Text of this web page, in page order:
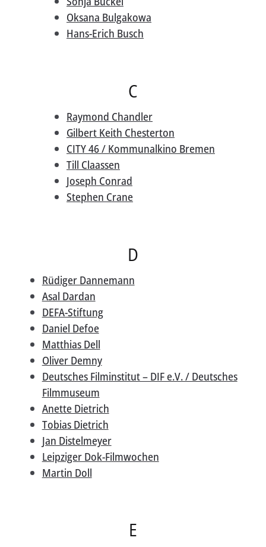
Oksana Bulgakowa
Hans-Erich Busch
C
Raymond Chandler
Gilbert Keith Chesterton
CITY 46 / Kommunalkino Bremen
Till Claassen
Joseph Conrad
Stephen Crane
D
Rüdiger Dannemann
Asal Dardan
DEFA-Stiftung
Daniel Defoe
Matthias Dell
Oliver Demny
Deutsches Filminstitut – DIF e.V. / Deutsches
Filmmuseum
Anette Dietrich
Tobias Dietrich
Jan Distelmeyer
Leipziger Dok-Filmwochen
Martin Doll
E